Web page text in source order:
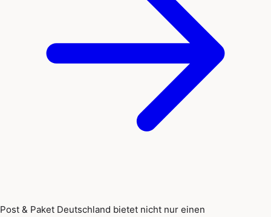
Post & Paket Deutschland bietet nicht nur einen